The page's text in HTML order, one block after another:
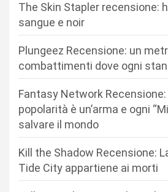
The Skin Stapler recensione:
sangue e noir
Plungeez Recensione: un
combattimenti dove ogni
Fantasy Network Recensione:
popolarità è un’arma e ogni
salvare il mondo
Kill the Shadow Recensione:
Tide City appartiene ai morti